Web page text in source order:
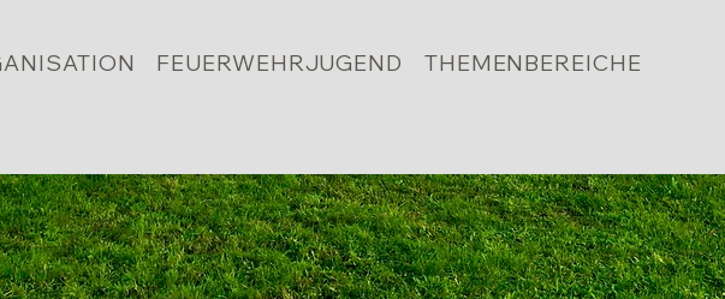
FEUERWEHRJUGEND
THEMENBEREICHE